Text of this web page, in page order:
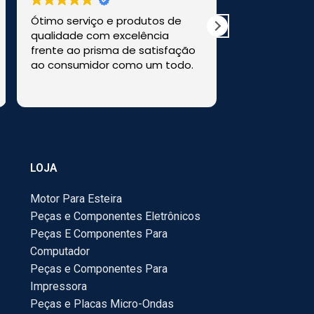
Ótimo serviço e produtos de
qualidade com excelência
frente ao prisma de satisfação
ao consumidor como um todo.
LOJA
Motor Para Esteira
Peças e Componentes Eletrônicos
Peças E Componentes Para
Computador
Peças e Componentes Para
Impressora
Peças e Placas Micro-Ondas